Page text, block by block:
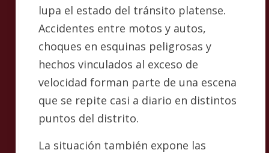
lupa el estado del tránsito platense.
Accidentes entre motos y autos,
choques en esquinas peligrosas y
hechos vinculados al exceso de
velocidad forman parte de una escena
que se repite casi a diario en distintos
puntos del distrito.
La situación también expone las